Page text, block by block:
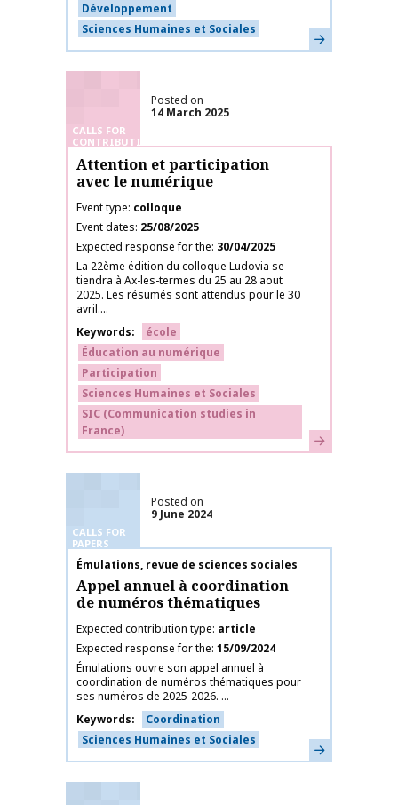
Développement
Sciences Humaines et Sociales
Learn more
CALLS FOR
CONTRIBUTIONS
Posted on
14 March 2025
Attention et participation
avec le numérique
Event type colloque
Event dates 25/08/2025
Expected response for the 30/04/2025
La 22ème édition du colloque Ludovia se
tiendra à Ax-les-termes du 25 au 28 aout
2025. Les résumés sont attendus pour le 30
avril....
Keywords
école
Éducation au numérique
Participation
Sciences Humaines et Sociales
SIC (Communication studies in
France)
Learn more
CALLS FOR
PAPERS
Posted on
9 June 2024
Publication name
Émulations, revue de sciences sociales
Appel annuel à coordination
de numéros thématiques
Expected contribution type article
Expected response for the 15/09/2024
Émulations ouvre son appel annuel à
coordination de numéros thématiques pour
ses numéros de 2025-2026. ...
Keywords
Coordination
Sciences Humaines et Sociales
Learn more